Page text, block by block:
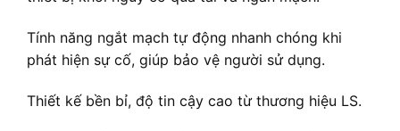
Tính năng ngắt mạch tự động nhanh chóng khi
phát hiện sự cố, giúp bảo vệ người sử dụng.
Thiết kế bền bỉ, độ tin cậy cao từ thương hiệu LS.